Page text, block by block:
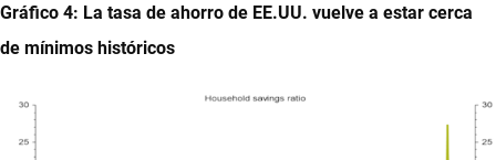
Gráfico 4: La tasa de ahorro de EE.UU. vuelve a estar cerca
de mínimos históricos